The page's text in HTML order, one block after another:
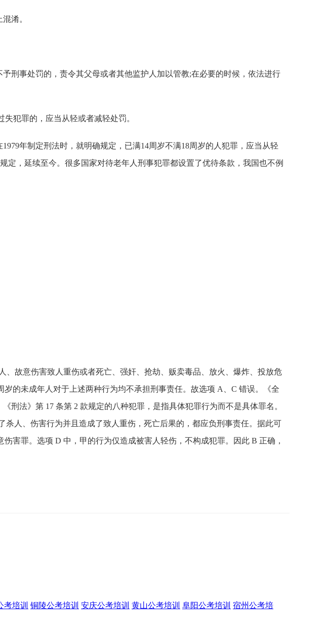
淆。
刑事处罚的，责令其父母或者其他监护人加以管教;在必要的时候，依法进行
犯罪的，应当从轻或者减轻处罚。
年制定刑法时，就明确规定，已满14周岁不满18周岁的人犯罪，应当从轻
定，延续至今。很多国家对待老年人刑事犯罪都设置了优待条款，我国也不例
、故意伤害致人重伤或者死亡、强奸、抢劫、贩卖毒品、放火、爆炸、投放危
的未成年人对于上述两种行为均不承担刑事责任。故选项 A、C 错误。《全
法》第 17 条第 2 款规定的八种犯罪，是指具体犯罪行为而不是具体罪名。
人、伤害行为并且造成了致人重伤，死亡后果的，都应负刑事责任。据此可
害罪。选项 D 中，甲的行为仅造成被害人轻伤，不构成犯罪。因此 B 正确，
考培训 铜陵公考培训 安庆公考培训 黄山公考培训 阜阳公考培训 宿州公考培